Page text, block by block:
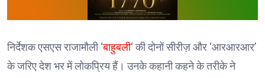
निर्देशक एसएस राजामौली ‘बाहुबली‘ की दोनों सीरीज़ और ‘आरआरआर’
के जरिए देश भर में लोकप्रिय हैं। उनके कहानी कहने के तरीके ने